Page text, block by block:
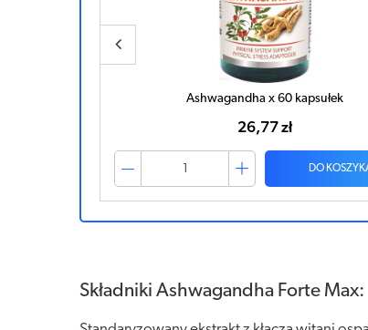
Ashwagandha x 60 kapsułek
26,77 zł
DO
Składniki Ashwagandha Forte Max: